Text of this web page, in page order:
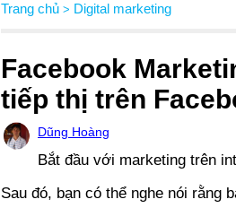
Trang chủ > Digital marketing
Facebook
tiếp thị trên
Dũng Hoàng
Bắt đầu với marketing trên
Sau đó, bạn có thể nghe nói rằng